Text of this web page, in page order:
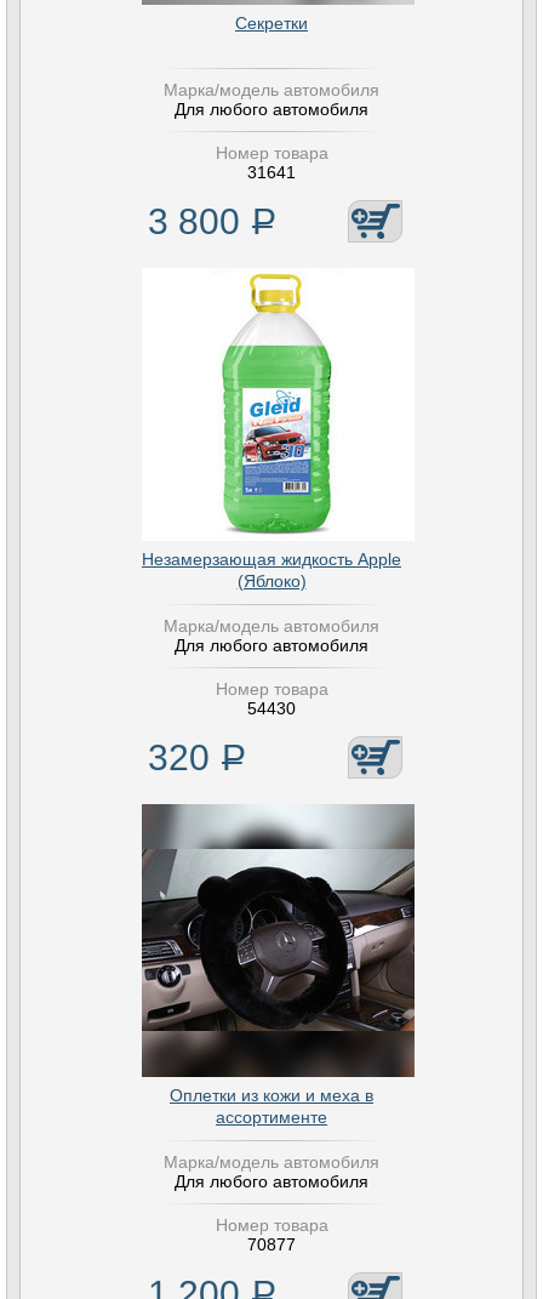
Секретки
Марка/модель автомобиля
Для любого автомобиля
Номер товара
31641
3 800 Р
Незамерзающая жидкость Apple
(Яблоко)
Марка/модель автомобиля
Для любого автомобиля
Номер товара
54430
320 Р
Оплетки из кожи и меха в
ассортименте
Марка/модель автомобиля
Для любого автомобиля
Номер товара
70877